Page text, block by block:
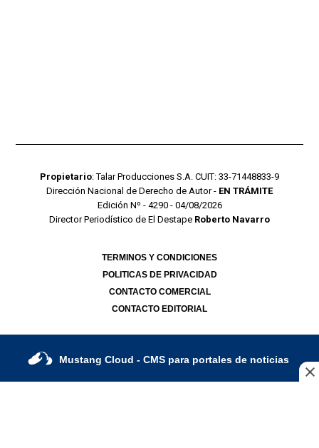
Propietario: Talar Producciones S.A. CUIT: 33-71448833-9
Dirección Nacional de Derecho de Autor - EN TRÁMITE
Edición Nº - 4290 - 04/08/2026
Director Periodístico de El Destape Roberto Navarro
TERMINOS Y CONDICIONES
POLITICAS DE PRIVACIDAD
CONTACTO COMERCIAL
CONTACTO EDITORIAL
Mustang Cloud - CMS para portales de noticias